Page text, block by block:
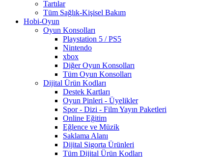
Tartılar
Tüm Sağlık-Kişisel Bakım
Hobi-Oyun
Oyun Konsolları
Playstation 5 / PS5
Nintendo
xbox
Diğer Oyun Konsolları
Tüm Oyun Konsolları
Dijital Ürün Kodları
Destek Kartları
Oyun Pinleri - Üyelikler
Spor - Dizi - Film Yayın Paketleri
Online Eğitim
Eğlence ve Müzik
Saklama Alanı
Dijital Sigorta Ürünleri
Tüm Dijital Ürün Kodları